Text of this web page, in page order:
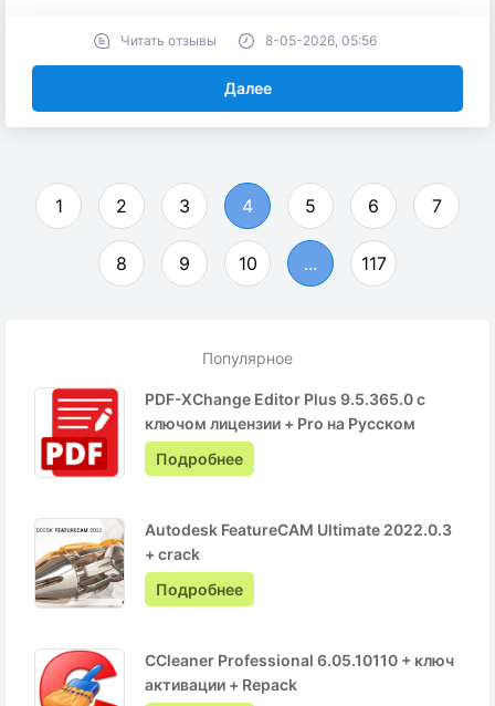
Популярное
PDF-XChange Editor Plus 9.5.365.0 с
ключом лицензии + Pro на Русском
Подробнее
Autodesk FeatureCAM Ultimate 2022.0.3
+ crack
Подробнее
CCleaner Professional 6.05.10110 + ключ
активации + Repack
Далее
Читать отзывы 8-05-2026, 05:56
1 2 3 4 5 6 7
8 9 10 ... 117